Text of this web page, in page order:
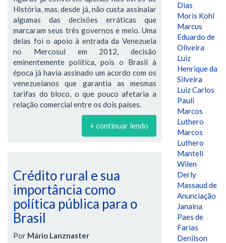
História, mas, desde já, não custa assinalar
algumas das decisões erráticas que
marcaram seus três governos e meio. Uma
delas foi o apoio à entrada da Venezuela
no Mercosul em 2012, decisão
eminentemente política, pois o Brasil à
época já havia assinado um acordo com os
venezuelanos que garantia as mesmas
tarifas do bloco, o que pouco afetaria a
relação comercial entre os dois países.
+ continuar lendo
Crédito rural e sua
importância como
política pública para o
Brasil
Por Mário Lanznaster
Dias
Moris Kohl
Marcus
Eduardo de
Oliveira
Luiz
Henrique da
Silveira
Luiz Carlos
Pauli
Marcos
Luthero
Marcos
Luthero
Manteli
Wilen
Derly
Massaud de
Anunciação
Janaina
Paes de
Farias
Denilson